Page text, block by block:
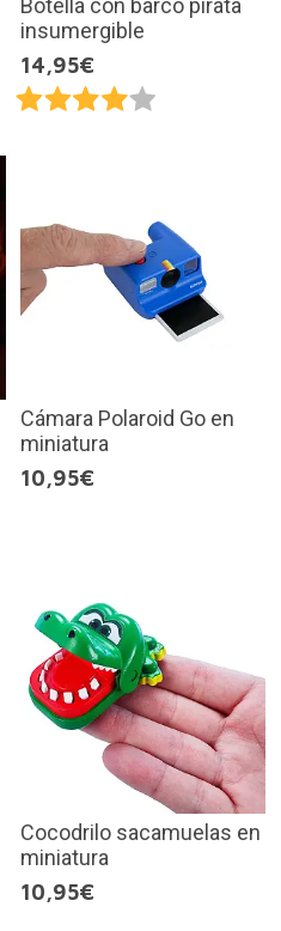
Botella con barco pirata
insumergible
14,95€
Cámara Polaroid Go en
miniatura
10,95€
Cocodrilo sacamuelas en
miniatura
10,95€